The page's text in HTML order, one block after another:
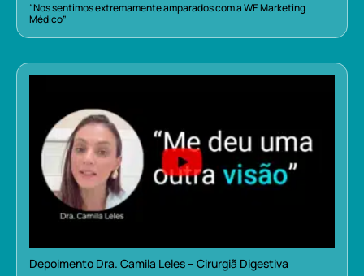
“Nos sentimos extremamente amparados com a WE Marketing
Médico”
Depoimento Dra. Camila Leles – Cirurgiã Digestiva